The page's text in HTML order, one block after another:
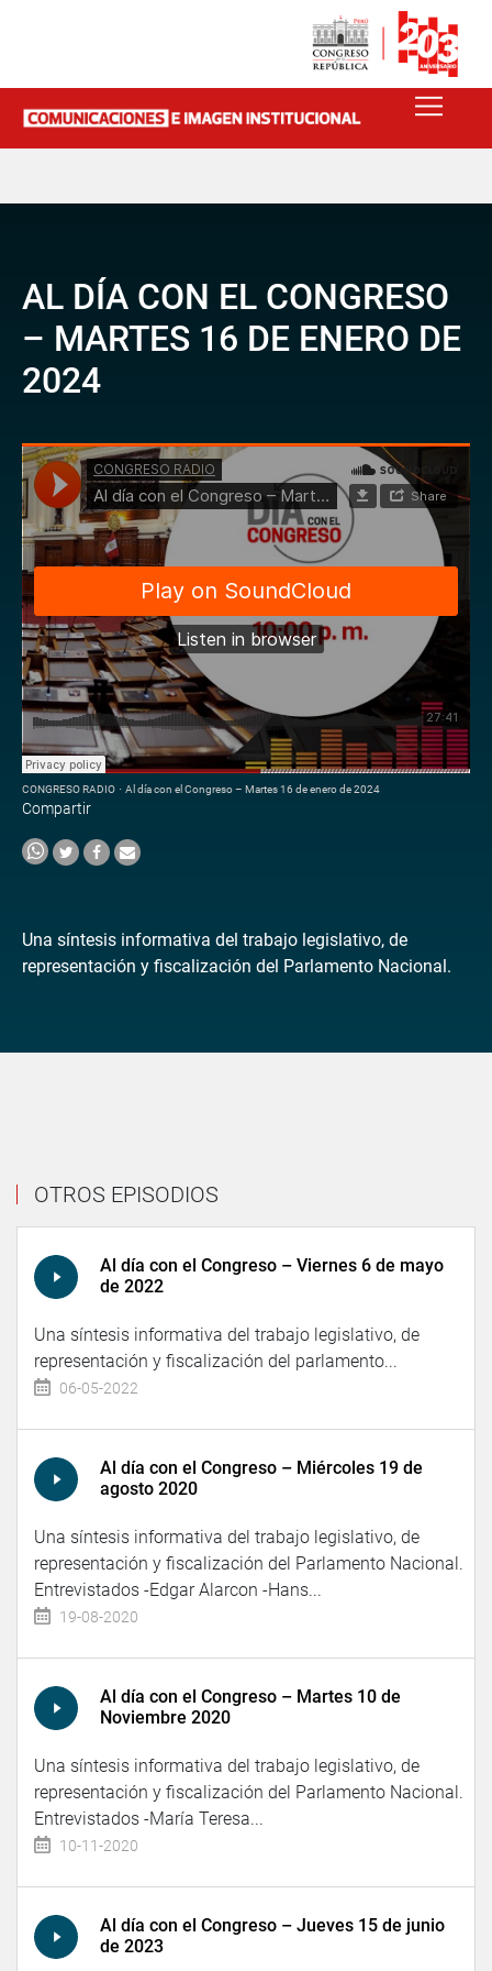
AL DÍA CON EL CONGRESO
– MARTES 16 DE ENERO DE
2024
CONGRESO RADIO · Al día con el Congreso – Martes 16 de enero de 2024
Compartir
Una síntesis informativa del trabajo legislativo, de
representación y fiscalización del Parlamento Nacional.
OTROS EPISODIOS
Al día con el Congreso – Viernes 6 de mayo
de 2022
Una síntesis informativa del trabajo legislativo, de
representación y fiscalización del parlamento...
06-05-2022
Al día con el Congreso – Miércoles 19 de
agosto 2020
Una síntesis informativa del trabajo legislativo, de
representación y fiscalización del Parlamento Nacional.
Entrevistados -Edgar Alarcon -Hans...
19-08-2020
Al día con el Congreso – Martes 10 de
Noviembre 2020
Una síntesis informativa del trabajo legislativo, de
representación y fiscalización del Parlamento Nacional.
Entrevistados -María Teresa...
10-11-2020
Al día con el Congreso – Jueves 15 de junio
de 2023